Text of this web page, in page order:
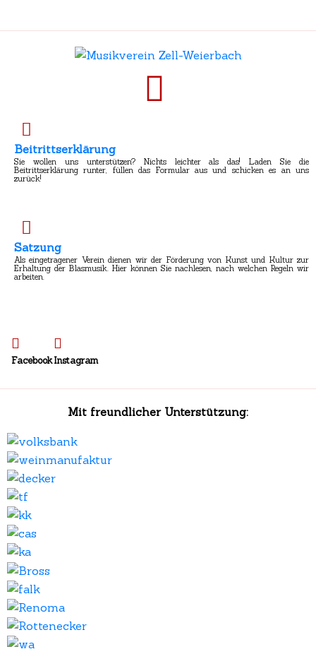
Beitrittserklärung
Sie wollen uns unterstützen? Nichts leichter als das! Laden Sie die
Beitrittserklärung runter, füllen das Formular aus und schicken es an uns
zurück!
Satzung
Als eingetragener Verein dienen wir der Förderung von Kunst und Kultur zur
Erhaltung der Blasmusik. Hier können Sie nachlesen, nach welchen Regeln wir
arbeiten.
FacebookInstagram
Mit freundlicher Unterstützung: